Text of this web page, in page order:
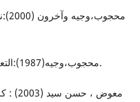
محجوب،وجيه(1987):التعلم الحركي, مطبعة التعليم العالي، بغداد.